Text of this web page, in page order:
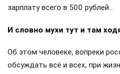
зарплату всего в 500 рублей…
И словно мухи тут и там
Об этом человеке, вопреки
обсуждать всё и всех, при